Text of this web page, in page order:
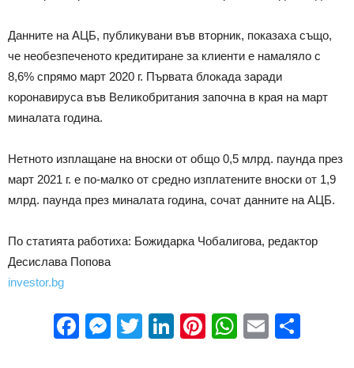
Данните на АЦБ, публикувани във вторник, показаха също,
че необезпеченото кредитиране за клиенти е намаляло с
8,6% спрямо март 2020 г. Първата блокада заради
коронавируса във Великобритания започна в края на март
миналата година.
Нетното изплащане на вноски от общо 0,5 млрд. паунда през
март 2021 г. е по-малко от средно изплатените вноски от 1,9
млрд. паунда през миналата година, сочат данните на АЦБ.
По статията работиха: Божидарка Чобалигова, редактор
Десислава Попова
investor.bg
Facebook
Messenger
Twitter
LinkedIn
Pinterest
WhatsApp
Email